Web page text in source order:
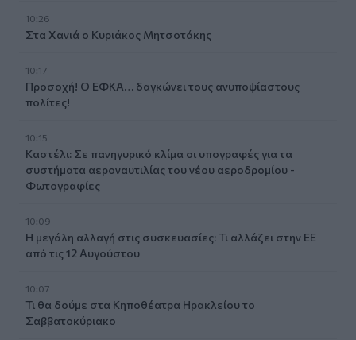
10:26
Στα Χανιά ο Κυριάκος Μητσοτάκης
10:17
Προσοχή! Ο ΕΦΚΑ… δαγκώνει τους ανυποψίαστους
πολίτες!
10:15
Καστέλι: Σε πανηγυρικό κλίμα οι υπογραφές για τα
συστήματα αεροναυτιλίας του νέου αεροδρομίου -
Φωτογραφίες
10:09
Η μεγάλη αλλαγή στις συσκευασίες: Τι αλλάζει στην ΕΕ
από τις 12 Αυγούστου
10:07
Τι θα δούμε στα Κηποθέατρα Ηρακλείου το
Σαββατοκύριακο